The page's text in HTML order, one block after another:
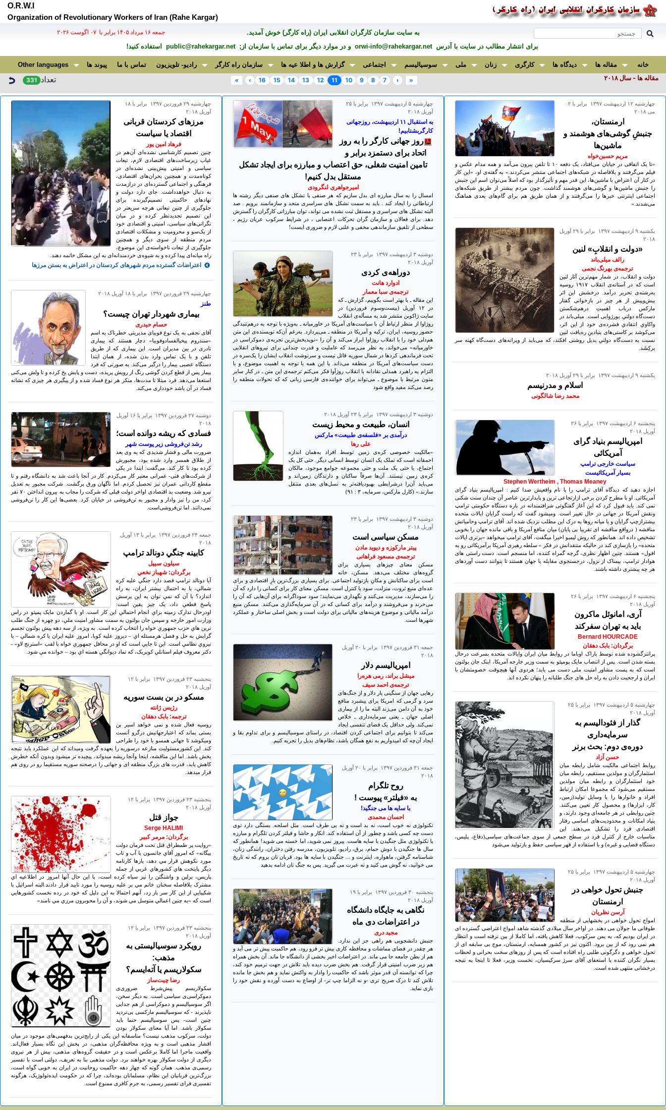
O.R.W.I
Organization of Revolutionary Workers of Iran (Rahe Kargar)
به سايت سازمان کارگران انقلابی ايران (راه کارگر) خوش آمديد. جمعه ۱۶ مرداد ۱۴۰۵ برابر با ۰۷ اگوست ۲۰۲۶
برای انتشار مطالب در سايت با آدرسorwi-info@rahekargar.net و در موارد ديگر برای تماس با سازمان از;public@rahekargar.net استفاده کنید!
خانه مقاله ها دیدگاه ها کارگری زنان ملی سوسیالیسم اجتماعی گزارش ها و اطلا عیه ها سازمان راه کارگر رادیو- تلویزیون تماس با ما پیوند ها Other languages
مقاله ها - سال ۲٠۱۸ «
‹
7
8
9
10
11
12
13
14
15
16
›
» تعداد 331
چهارشنبه ۱۲ ارديبهشت ۱۳۹۷ برابر با ۰۲
می ۲۰۱۸
ارمنستان،
جنبشِ گوشی‌های هوشمند و
ماشین‌ها
مریم حسین‌خواه
«تا یک اتفاقی در خیابان می‌افتاد، یک دفعه ۱٠ تا تلفن بیرون می‌آمد و همه مدام عکس و
فیلم می‌گرفتند و بلافاصله در شبکه‌های اجتماعی منتشر می‌کردند.» به گفته‌ی او، «این کار
در کنار آن اعتراض‌ با ماشین‌ها، این قدر مهم و تأثیرگذار بود که اصلاً می‌توان اسم این جنبش
را جنبش ماشین‌ها و گوشی‌های هوشمند گذاشت. چون مردم بیشتر از طریق شبکه‌های
اجتماعی اینترنتی خبرها را می‌گرفتند و از همان طریق هم برای گام‌های بعدی هماهنگ
می‌شدند.»
يكشنبه ۹ ارديبهشت ۱۳۹۷ برابر با ۲۹ آوريل
۲۰۱۸
«دولت و انقلابِ» لنین
رالف میلی‌باند
ترجمه‌ی بهرنگ نجمی
دولت و انقلاب، در شمار مهم‌ترین آثار لنین
است که در آستانه‌ی انقلاب ۱۹۱۷ روسیه
به‌رشته‌ی تحریر درآمد. درخشش این اثر
بیش‌وپیش از هر چیز در بازخوانی گفتار
مارکس درباب اهمیتِ درهم‌شکستن
دست‌گاه دولتیِ بورژوایی است. میلی‌باند در
واکاویِ انتقادیِ فشرده‌ی خود از این اثر،
می‌کوشد بر کاستی‌های بنیادینِ ره‌یافت لنین
نسبت به دست‌گاه دولتیِ بدیل روشنی افکند، که می‌باید از ویرانه‌های دست‌گاه کهنه سر
بر‌کِشَد.
يكشنبه ۹ ارديبهشت ۱۳۹۷ برابر با ۲۹ آوريل ۲۰۱۸
اسلام و مدرنیسم
محمد رضا شالگونی
پنجشنبه ۶ ارديبهشت ۱۳۹۷ برابر با ۲۶
آوريل ۲۰۱۸
امپریالیسم بنیاد گرای
آمریکائی
سیاست خارجی ترامپ
بسیار آمریکائیست
Stephen Wertheim , Thomas Meaney
اجازه دهید که دیدگاه آقای ترامپ را با نام واقعیش صدا کنیم : امپریالیسم بنیاد گرای
آمریکائی. او با مطرح کردن برخی ازارتجاعی ترین و پایدارترین عناصر آن چندان سنت شکنی
نمی کند. باید قبول کرد که این آغاز گفتگوئی شرافتمندانه در باره دستگاه حکومتی ترامپ
ونقش آمریکا در جهانی در حال تغییر است. ومیشود گفت که راست گرایان ایالات متحده
بیشترازچپ گرایان و یا میانه روها به درک این مطلب نزدیک شده اند. آقای ترامپ وحامیانش
مناقشه ( درواقع مناقشه ای تقریبا بی پایان) میان منافع آمریکا و باقی مانده جهان را بخوبی
تشخیص داده اند. همانطور که روش لیمبو اخیرا میگفت، آقای ترامپ میخواهد «برتری ایالات
متحده» را بازسازی کند در حالیکه منتقدانش در فکر « سلطه رهبری آمریکا برآمریکائی رو به
افول» هستند. چنین اظهار نظری، گرچه گمراه کننده، اما منسجم است. دست راستی های
هوادار ترامپ، بیمناک از نزول، درجستجوی مقابله با جهان هستند تا بتوانند دست آوردهای
هر چه بیشتری داشته باشند.
پنجشنبه ۶ ارديبهشت ۱۳۹۷ برابر با ۲۶
آوريل ۲۰۱۸
آری، امانوئل ماکرون
باید به تهران سفرکند
Bernard HOURCADE
برگردان: بابک دهقان
پرانتزگشوده شده توسط باراک اوباما در روابط میان ایران وایالات متحده بسرعت درحال
بسته شدن است. پس از انتصاب مایک پومپئو به سمت وزیر خارجه آمریکا، اینک جان بولتون
است که به پست مشاور امنیت ملی دست می یابد؛ هردوی آنها هیچوقت خصومتشان با
ایران و ارجحیت دادن به راه حل های جنگ طلبانه را پنهان نکرده اند.
چهارشنبه ۵ ارديبهشت ۱۳۹۷ برابر با ۲۵
آوريل ۲۰۱۸
گذار از فئودالیسم به
سرمایه‌داری
دوره‌ی دوم: بحث برنر
حسن آزاد
روابط اجتماعی مالکیت شامل رابطه میان
استثمارگران و مولدین مستقیم، رابطه میان
خود استثمارگران و رابطه میان مولدین
مستقیم می‌شود که مجموعا امکان ارتباط
افراد و خانوارها را با وسایل تولید(زمین،
کار، ابزارها) و محصول کار تعیین می‌کنند.
چنین روابطی در هر جامعه‌ای وجود دارند، و
بنیاد امکانات و محدودیت‌های اساسی رفتار
اقتصادی فرد را تشکیل می‌دهند. این
مناسبات خارج از کنترل فرد در سطح جمعی از سوی جماعت‌های سیاسی(دفاع، پلیس،
دستگاه قضایی و غیره) و با استفاده از قهر سیاسی حفظ و بازتولید می‌شود
چهارشنبه ۵ ارديبهشت ۱۳۹۷ برابر با ۲۵
آوريل ۲۰۱۸
جنبش تحول خواهی در
ارمنستان
آرسن نظریان
امواج تحول خواهی در بخشهایی از منطقه
طوفانی ما جولان می دهند. در اواخر سال میلادی گذشته شاهد امواج اعتراضی گسترده ای
در ایران بودیم که، به یمن سرکوب، فعلا کاهش یافته، اما کاملا از بین نرفته است و انتظار
هم نمی رود که از بین برود. اکنون نیز در کشور همسایه، ارمنستان، موج بی سابقه ای از
تحول خواهی و دگرگونی طلبی راه افتاده است که پس از روزهای سخت بحرانی و لحظات
بسیار نگران کننده با استعفای آقای سرژ سرکیسیان، نخست وزیر، فعلا تا اینجا به نتیجه
درخشانی منتهی شده است.
چهارشنبه ۵ ارديبهشت ۱۳۹۷ برابر با ۲۵
آوريل ۲۰۱۸
به استقبال ۱۱ اردیبهشت، روزجهانی
کارگربشتابیم!
روز جهانی کارگر را به روز
اتحاد برای دستمزد برابر و
تامین امنیت شغلی، حق اعتصاب و مبارزه برای ایجاد تشکل
مستقل بدل کنیم!
امیرجواهری لنگرودی
امسال را به سال مبارزه ای بدل سازیم که هر صنفی با تشکل های صنفی دیگر رشته ها
ارتباطاتی را ایجاد کند . باید به سمت تشکل های سراسری متحد و سازمانمند برویم . صد
البته تشکل های سراسری و مستقل ثبت نشده می تواند، توان مبارزاتی کارگران را گسترش
دهد. برای فعالان و سازمان گران تحرکات اعتصابی ، در شرایط سرکوب عریان رژیم ،
سطحی از تلفیق سازماندهی مخفی و علنی لازم و ضروری ایست!
دوشنبه ۳ ارديبهشت ۱۳۹۷ برابر با ۲۳
آوريل ۲۰۱۸
دوراهه‌‌ی کردی
ادوارد هانت
ترجمه‌ی سبا معمار
این مقاله ـ یا بهتر است بگوییم، گزارش ـ که
در ۱۲ آوریل (بیست‌وسوم فروردین) در
سایت ژاکوبن منتشر شد به مسأله‌ی انقلاب
روژاوا از منظر ارتباط آن با سیاست‌های آمریکا در خاورمیانه ـ به‌ویژه با توجه به درهم‌تنیدگی
حضور روسیه، ایران، ترکیه و آمریکا در منطقه ـ می‌پردازد. به‌‌رغم آن‌که نویسنده‌ی این متن
هم‌دلی خود را با انقلاب روژاوا ابراز می‌کند و آن را «نویدبخش‌ترین تجربه‌ی دموکراسی در
خاورمیانه» می‌خواند، به نظر می‌رسد که عاملیت و قدرت چندانی برای نیروهای انقلابی
تحت فرماندهی کردها در شمال سوریه قائل نیست و سرنوشت انقلاب ایشان را یک‌سره در
دست سیاست‌های آمریکا در منطقه می‌داند. با این همه با توجه به اهمیت موضوع، و با
التزام به راهبرد همدلی نقادانه با انقلاب روژآوا فکر می‌کنم ترجمه‌ی این متن ـ در کنار سایر
متون مرتبط با موضوع ـ می‌تواند برای خواننده‌ی فارسی زبانی که که تحولات منطقه را
رصد می‌کند مفید واقع شود
دوشنبه ۳ ارديبهشت ۱۳۹۷ برابر با ۲۳ آوريل ۲۰۱۸
انسان، طبیعت و محیط زیست
درآمدی بر «فلسفه‌ی طبیعت» مارکس
علی رها
«مالکیت خصوصی کره‌ی زمین توسط افراد به‌همان اندازه
احمقانه است که تملک یک انسان توسط انسانی دیگر. حتی کل یک
اجتماع، یا حتی یک ملت و حتی مجموعه جوامع موجود، مالکان
کره‌ی زمین نیستند. آن‌ها صرفاً ساکنان و دارندگان زمین‌اند و
می‌باید آن‌را درشرایطی بهبودیافته‌تر به نسل‌های بعدی منتقل
سازند.» (کارل مارکس، سرمایه، ۳ : ۹۱)
دوشنبه ۳ ارديبهشت ۱۳۹۷ برابر با ۲۳
آوريل ۲۰۱۸
مسکن سیاسی است
پیتر مارکوزه و دیوید مادن
ترجمه‌ی مسعود فراهانی
مسکن معنای چیزهای بسیاری برای
گروه‌های مختلف می‌دهد. مسکن، خانه
است برای ساکنانش و مکانِ بازتولید اجتماعی. برای بسیاری بزرگ‌ترین بارِ اقتصادی و برای
عده‌ای منبع ثروت، منزلت، سود یا کنترل است. مسکن معنای کار برای کسانی را دارد که آن
را می‌سازند، مدیریت می‌کنند و نگهداری می‌نمایند؛ سود سوداگرانه برای آن‌هایی که آن را
می‌خرند و می‌فروشند و درآمد برای کسانی که در آن سرمایه‌گذاری می‌کنند. مسکن منبع
درآمد مالیاتی و موضوع هزینه‌های مالیاتی برای دولت است و بخش اصلی ساختار و عملکرد
شهرها است.
جمعه ۳۱ فروردين ۱۳۹۷ برابر با ۲۰ آوريل
۲۰۱۸
امپریالیسم دلار
میشل براند، رمی هره‌را
ترجمه‌ی احمد سیف
رهایی جهان از سنگینی بار دلار و از جنگ‌های
سرد و گرمی که امریکا برای پیشبرد منافع
خود به آن دامن می‌زند البته ما را از بیماری
اصلی جهان ـ یعنی سرمایه‌داری ـ خلاص
نمی‌کند. ولی حداقل یک فضای تنفسی ایجاد
می‌کند تا بتوانیم برای اجتماعی کردن اقتصاد، در راستای سوسیالیسم و برای تداوم بقا و
ایجاد آن‌چه که امیدواریم به نفع همگان باشد، نظام‌های بدیل را تجربه کنیم.
جمعه ۳۱ فروردين ۱۳۹۷ برابر با ۲۰ آوريل
۲۰۱۸
روح‌ تلگرام
به «فیلتر» پیوست !
با سایه ها می جنگید!
احسان محمدی
تکنولوژی نه خوب است، نه بد است و نه بی طرف است. مثل اسلحه. بستگی دارد توی
دست چه کسی باشد و چطور از آن استفاده کند. انکار و حاشا و فیلتر کردن تلگرام و مبارزه
با تکنولوژی مثل جنگیدن با سایه هاست. پیروز نمی شوید، اما خسته می شوید! همانطور که
سال ها جنگیدن با دوش حمام، برق، رادیو، تلویزیون، مدرسه رفتن دختران، رانندگی زنان،
شناسنامه گرفتن، ماهواره، اینترنت و ... جنگیدن با سایه ها بود. قربان تان بروم که نه تاریخ
می خوانید، نه گوش می کنید و نه عبرت می گیرید. پس به جنگ تان ادامه بدهید
پنجشنبه ۳۰ فروردين ۱۳۹۷ برابر با ۱۹
آوريل ۲۰۱۸
نگاهی به جایگاه دانشگاه
در اعتراضات دی ماه
مجید دری
جنبش دانشجویى هم راهى جز این ندارد.
هر چقدر در فضاى مماشات و محافظه کارى بیش تر فرو رود، هم حاکمیت پیش تر مى آید و
هم از بطن جامعه جا می ماند. در اعتراضات اخیر بخشى از دانشگاه جا ماند. آن بخش همراه
هم زیر ضرب امنیتى قرار گرفت. هم بخش ضرب دیده باید تلاش در جهت ترمیم خود کند،
چرا که توانسته آن قدر موثر باشد که حاکمیت را وادار به واکنش نماید و هم بخش جا مانده
تلاش کند تا درک صریح تری -و نه الزاما چپ تر- از اوضاع به دست آورده و نقش خود را
بازى نماید.
چهارشنبه ۲۹ فروردين ۱۳۹۷ برابر با ۱۸
آوريل ۲۰۱۸
مرزهای کردستان قربانی
اقتصاد یا سیاست
فرهاد امین پور
چنین تصمیم کارشناسی نشده‌ای آن‌هم در
غیاب زیرساخت‌های اقتصادی لازم، تبعات
سیاسی و امنیتی پیش‌بینی نشده‌ای در
کوتاه‌مدت و همچنین بحران‌های اقتصادی،
فرهنگی و اجتماعی گسترده‌ای در درازمدت
به دنبال خواهدداشت. جای دارد دولت و
نهادهای حاکمیتی تصمیم‌گیرنده برای
جلوگیری از چنین تبعاتی هرچه سریعتر در
این تصمیم تجدیدنظر کرده و در میان
نگرانی‌های سیاسی، امنیتی و اقتصادی خود
از یک‌سو و محرومیت و مشکلات اقتصادی
مردم منطقه از سوی دیگر و همچنین
جلوگیری از تبعات ناخواسته‌ی این موضوع،
راه میانه‌ای پیدا کرده و به شیوه‌ی خردمندانه‌‌ای به این مشکل خاتمه دهند.
اعتراضات گسترده مردم شهرهای کردستان در اعتراض به بستن مرزها
چهارشنبه ۲۹ فروردين ۱۳۹۷ برابر با ۱۸ آوريل ۲۰۱۸
طنز
بیماری شهردار تهران چیست؟
حسام حیدری
آقای نجفی به یک نوع فوبیای مدیریتی خطرناک به اسم
«سندروم بیخیالفسادوفوبیا» دچار هستند که بیماری
نادری در بین مدیران است. این بیماری که از طریق
تلفن و با یک تماس وارد بدن شده، از همان ابتدا
دستگاه عصبی بیمار را درگیر می‌کند. به صورتی که فرد
بیمار پس از قطع کردن گوشی رنگ از رویش پریده، دست و پایش یخ کرده و تا ولش می‌کنی
استعفا می‌دهد. فرد مبتلا تا مدت‌ها، منکر هر نوع فساد شده و از پیگیری هر چیزی که نشانه
فساد در آن باشد خودداری می‌کند.
دوشنبه ۲۷ فروردين ۱۳۹۷ برابر با ۱۶ آوريل
۲۰۱۸
فسادی که ریشه دوانده است؛
رشد تن‌فروشی زیر پوست شهر
ضرورت مالی و فشار شدیدی که به وی بعد
از طلاق همسر وارد شده بود، مجبورش
کرده بود تا کار کند. می‌گفت: ابتدا در یکی
از شرکت‌های فنی- عمرانی معتبر کار می‌کردم. کار در آنجا باعث شد به دانشگاه رفتم و تا
مقطع کاردانی عمران نیز تحصیل کردم. اما ناگهان ورق برگشت. شرکت مجبور به تعدیل
نیرو شد. وضعیت بد اقتصادی اواخر دولت قبلی که شرکت را مجاب به بیرون انداختن ۷٠ نفر
کرد، من را نیز وادار و مجبور به تن‌فروشی در خیابان کرد. بعضی‌ها این کار را تن‌فروشی
نمی‌دانند. اما تن‌فروشی‌است.
جمعه ۲۴ فروردين ۱۳۹۷ برابر با ۱۳ آوريل
۲۰۱۸
کابينه جنگي دونالد ترامپ
سیلون سیپل
برگردان: شهباز نخعي
آيا دونالد ترامپ قصد دارد جنگي عليه کره
شمالي، يا به احتمال بيشتر ايران، به راه
اندازد؟ با آن که نمي توان به اين پرسش
پاسخ قطعي داد، يک چيز يقين است:
اودرحال تدارک زمينه براي انجام احتمالي اين کار است. او با گماردن مايک پمپئو در راس
وزارت امور خارجه و سپس جان بولتون به سمت مشاور امنيت ملي، دو چهره از جنگ طلب
ترين هاي حزب جمهوري خواه را انتخاب کرده است. به ويژه، از سه دهه پيش بولتون تجسم
گرايش به حل و فصل هرمسئله اي – ديروز عليه کوبا، امروز عليه ايران يا کره شمالي – با
نيروي نظامي است. اين تا جايي است که او در محافل جمهوري خواه با لقب «استرنج لاو» -
دکتر معروف فيلم استانلي کوبريک، که نماد ديوانگي هسته اي بود – خوانده مي شود.
پنجشنبه ۲۳ فروردين ۱۳۹۷ برابر با ۱۲
آوريل ۲۰۱۸
مسکو در بن بست سوریه
رژیس ژانته
ترجمه: بابک دهقان
روسیه فعال شده و نمی خواهد اسیر بن
بستی بماند که اعتبارجهانیش درگرو آنست
ومیکوشد تا جهانی همسو با خود را طراحی
کند. این کشورمسئولیت منازعه درسوریه را بعهده گرفت ومیداند که این عملکرد باید نتیجه
بخش باشد. اما این مناقشه، اینجا وآنجا ریشه میدواند، پیچیده تر میشود وبدون آنکه خطرش
کاهش یابد، قدرت های بزرگ منطقه ای و جهانی را درصحنه سوریه مستقیما رو در روی هم
قرار میدهد.
پنجشنبه ۲۳ فروردين ۱۳۹۷ برابر با ۱۲
آوريل ۲۰۱۸
جواز قتل
Serge HALIMI
برگردان: مرمر کبير
«روايت پر طمطراق قتل تحت فرمان دولت
بيگانه» که امروز آقاي جانسون با آب و تاب
مورد نکوهش قرار مي دهد، بارها کارنامه
ديگر پايتخت هاي کشورهاي غربي از جمله
پاريس، برلين و واشنگتن را نيز سياه کرده است، با اين حال آنها امروز در اطلاعيه اي
مشترک بلافاصله سخنان خانم مي بر عليه روسيه را مورد تاييد قرار دادند.البته اسرائيل با
شکيبايي از اين کار سر باز زد، آنهم احتمالا به اين دليل که خود در رده نخست کشورهايي
است که «به چنين اعمالي متوسل مي شوند، و آن را محوبرون مرزي مي نامند»
پنجشنبه ۲۳ فروردين ۱۳۹۷ برابر با ۱۲
آوريل ۲۰۱۸
رویکرد سوسیالیستی به
مذهب:
سکولاریسم یا آته‌ایسم؟
رضا چیت‌ساز
سکولاریسم پیش‌شرط ضروری‌ی
دموکراسی‌ی سیاسی است. به دیگر سخن،
اگر سوسیالیسم و دموکراسی از هم جدایی
ناپذیرند - که سوسیالیسم مارکسی بی‌تردید
چنین است- پس سوسیالیسم حتما باید
سکولار باشد. اما آیا معنای سکولار بودن
دولت، سرکوب مذهب نیست؟ متاسفانه این یکی از رایج‌ترین بدفهمی‌های موجود در میان
اقشار مذهبی است و به ویژه محافظه‌گران مذهبی، در پخش این نگاه بسیار فعال‌اند.
واقعیت ماجرا اما کاملا برعکس است و در حقیقت گروه‌های مذهبی، بیش از هر نیروی
دیگری از دولت سکولار بهره خواهند برد. دولت مذهبی بنا به تعریف، دولتی است با تفسیر
رسمی‌ی مذهب. همان گونه که چهار دهه حاکمیت روحانیت در ایران به خوبی گواه است،
بزرگ‌ترین قربانیان این نظام، مسلمانان بوده‌اند، چرا که در حکومت ایده‌ئولوژیک، هرگونه
تفسیری فرای تفسیر رسمی، به جرم کافری ممنوع است.